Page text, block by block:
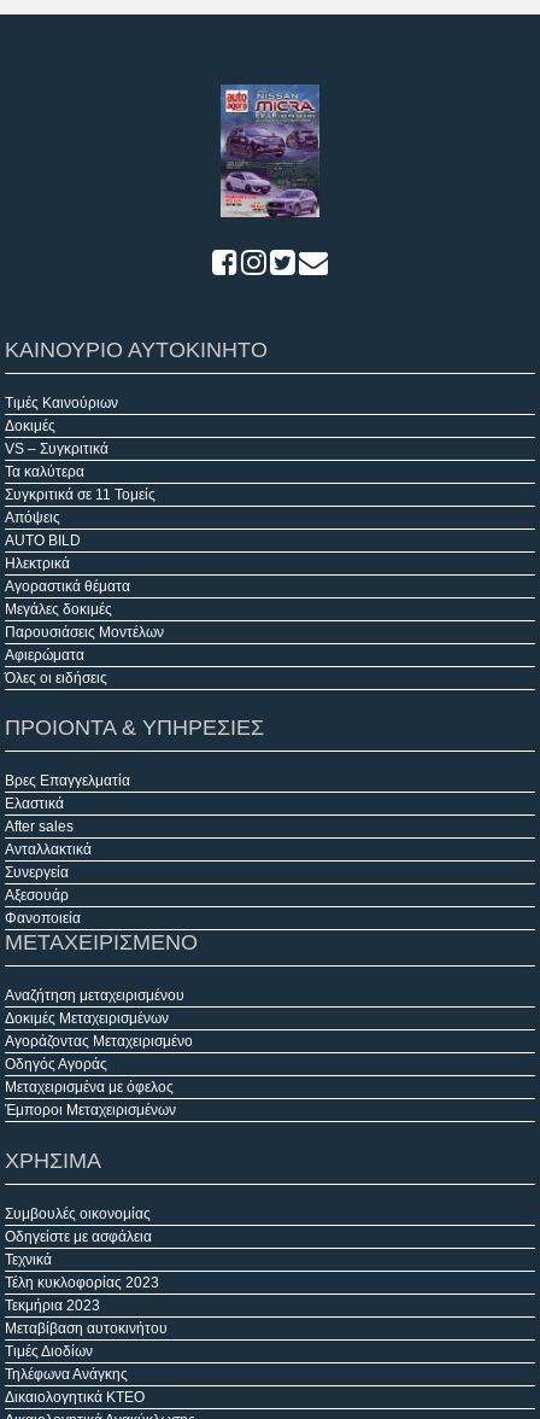
ΚΑΙΝΟΥΡΙΟ ΑΥΤΟΚΙΝΗΤΟ
Τιμές Καινούριων
Δοκιμές
VS – Συγκριτικά
Τα καλύτερα
Συγκριτικά σε 11 Τομείς
Απόψεις
AUTO BILD
Ηλεκτρικά
Αγοραστικά θέματα
Μεγάλες δοκιμές
Παρουσιάσεις Μοντέλων
Αφιερώματα
Όλες οι ειδήσεις
ΠΡΟΙΟΝΤΑ & ΥΠΗΡΕΣΙΕΣ
Βρες Επαγγελματία
Ελαστικά
After sales
Ανταλλακτικά
Συνεργεία
Αξεσουάρ
Φανοποιεία
ΜΕΤΑΧΕΙΡΙΣΜΕΝΟ
Αναζήτηση μεταχειρισμένου
Δοκιμές Μεταχειρισμένων
Αγοράζοντας Μεταχειρισμένο
Οδηγός Αγοράς
Μεταχειρισμένα με όφελος
Έμποροι Μεταχειρισμένων
ΧΡΗΣΙΜΑ
Συμβουλές οικονομίας
Οδηγείστε με ασφάλεια
Τεχνικά
Τέλη κυκλοφορίας 2023
Τεκμήρια 2023
Μεταβίβαση αυτοκινήτου
Τιμές Διοδίων
Τηλέφωνα Ανάγκης
Δικαιολογητικά ΚΤΕΟ